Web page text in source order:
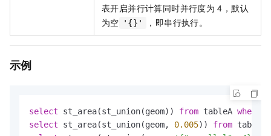
表开启并行计算同时并行度为 4，默认
为空
'{}' ，即串行执行。
示例
select st_area(st_union(geom)) from tableA where
select st_area(st_union(geom, 0.005)) from tableA